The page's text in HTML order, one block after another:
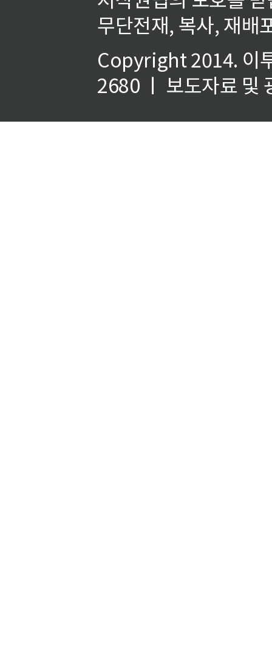
무단전재, 복사, 재배
Copyright 2014. 이
2680 ㅣ 보도자료